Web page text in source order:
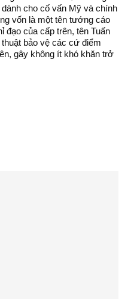
cho cố vấn Mỹ và chính
vốn là một tên tướng cáo
đạo của cấp trên, tên Tuấn
bảo vệ các cứ điểm
gây không ít khó khăn trở